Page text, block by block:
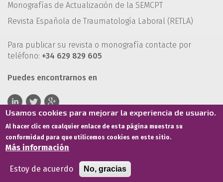
Monografías de Actualización de la SEMCPT
Revista Española de Traumatología Laboral (RETLA)
Para publicar su revista o monografía contacte por
teléfono: +34 629 829 605
Puedes encontrarnos en
Términos de servicio Política de privacidad
Usamos cookies para mejorar la experiencia de usuario.
Al hacer clic en cualquier enlace de esta página muestra su
conformidad para que utilicemos cookies en este sitio.
Más información
Estoy de acuerdo No, gracias